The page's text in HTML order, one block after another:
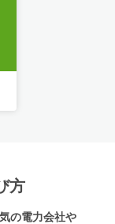
方
の電力会社や